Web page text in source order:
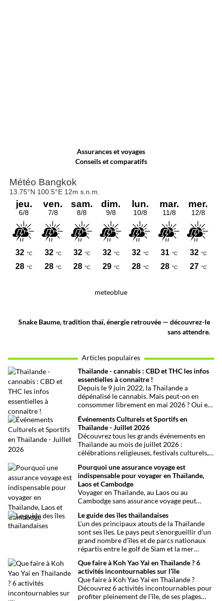
Assurances et voyages
Conseils et comparatifs
meteoblue
Snake Baume, tradition thaï, énergie retrouvée — découvrez-le
sans attendre.
Articles populaires
Thaïlande - cannabis : CBD et THC les infos
essentielles à connaitre !
Depuis le 9 juin 2022, la Thaïlande a
dépénalisé le cannabis. Mais peut-on en
consommer librement en mai 2026 ? Oui et
confusions qui peuvent avoir de grosses
conséquences ! Explications.
Événements Culturels et Sportifs en
Thaïlande - Juillet 2026
Découvrez tous les grands événements en
Thaïlande au mois de juillet 2026 :
célébrations religieuses, festivals culturels,
et fêtes locales. Une sélection
chronologique complète pour ne rien
manquer !
Pourquoi une assurance voyage est
indispensable pour voyager en Thaïlande,
Laos et Cambodge
Voyager en Thaïlande, au Laos ou au
Cambodge sans assurance voyage peut
maladies ou perte de bagages sont des
imprévus fréquents en Asie du Sud-Est.
Découvrez pourquoi une assurance voyage
est essentielle pour garantir votre sécurité
et votre sérénité.
Le guide des îles thaïlandaises
L’un des principaux atouts de la Thaïlande
sont ses îles. Le pays peut s’enorgueillir d’un
grand nombre d’îles et de parcs nationaux
répartis entre le golf de Siam et la mer
Que faire à Koh Yao Yai en Thaïlande ? 6
activités incontournables sur l’île
Que faire à Koh Yao Yai en Thaïlande ?
Découvrez 6 activités incontournables pour
profiter pleinement de l’île, de ses plages